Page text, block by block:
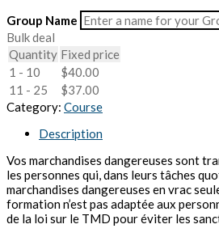
Group Name
Bulk deal
Quantity Fixed price
1 - 10
$40.00
11 - 25
$37.00
Category: Course
Description
Vos marchandises dangereuses sont
les personnes qui, dans leurs tâches
marchandises dangereuses en vrac
formation n’est pas adaptée aux
de la loi sur le TMD pour éviter les